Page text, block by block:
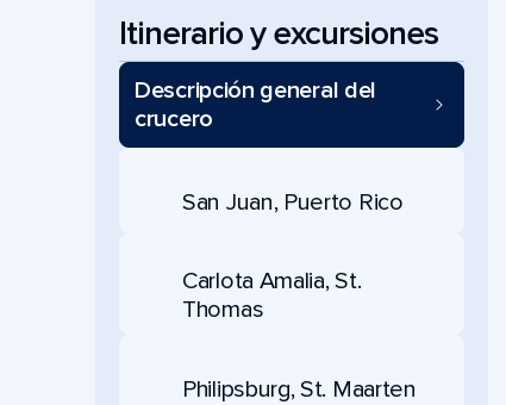
Itinerario y excursiones
Descripción general del
crucero
San Juan, Puerto Rico
Carlota Amalia, St.
Thomas
Philipsburg, St. Maarten